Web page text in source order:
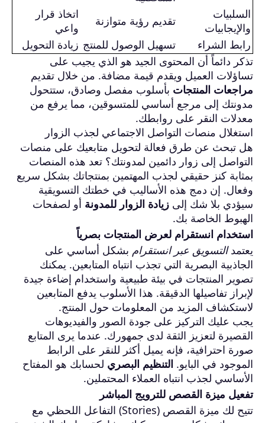
السلبيات
والإيجابيات
تقديم رؤية متوازنة
اتخاذ قرار
واعي
رابط الشراء
تسهيل الوصول للمنتج زيادة التحويل
تذكر دائماً أن المحتوى الجيد هو الذي يجيب على
تساؤلات العميل ويقدم قيمة مضافة. من خلال تقديم
مراجعات المنتجات بأسلوب مفصل وصادق، ستتحول
مدونتك إلى مرجع أساسي للمتسوقين، مما يرفع من
معدلات النقر على روابطك.
استغلال منصات التواصل الاجتماعي لجذب الزوار
هل تبحث عن طرق فعالة لتحويل متابعيك على منصات
التواصل إلى زوار دائمين لمدونتك؟ تعد هذه المنصات
بمثابة كنز حقيقي لجذب المهتمين بمنتجاتك بشكل سريع
وفعال. إن دمج هذه الأساليب في خطتك التسويقية
سيؤدي بلا شك إلى زيادة الزوار للمدونة أو لصفحات
الهبوط الخاصة بك.
استخدام انستقرام لعرض المنتجات بصرياً
يعتمدالتسويق عبر انستقرام بشكل أساسي على
الجاذبية البصرية التي تجذب انتباه المتابعين. يمكنك
تصوير المنتجات في بيئة طبيعية واستخدام إضاءة جيدة
لإبراز تفاصيلها الدقيقة. هذا الأسلوب يدفع المتابعين
لاستكشاف المزيد من المعلومات حول المنتج.
يجب عليك التركيز على جودة الصور والفيديوهات
القصيرة لتعزيز الثقة لدى جمهورك. عندما يرى المتابع
صورة احترافية، فإنه يميل أكثر للنقر على الرابط
الموجود في البايو. التنظيم البصري لحسابك هو المفتاح
الأساسي لجذب انتباه العملاء المحتملين.
تفعيل ميزة القصص للترويج المباشر
تتيح لك ميزة القصص (Stories) التفاعل اللحظي مع